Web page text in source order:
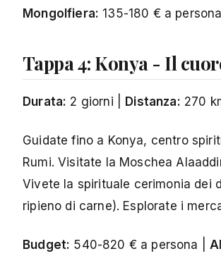
Mongolfiera: 135-180 € a persona
Tappa 4: Konya - Il
Durata: 2 giorni | Distanza: 270
Guidate fino a Konya, centro
Rumi. Visitate la Moschea
Vivete la spirituale cerimonia dei
ripieno di carne). Esplorate i
Budget: 540-820 € a persona |